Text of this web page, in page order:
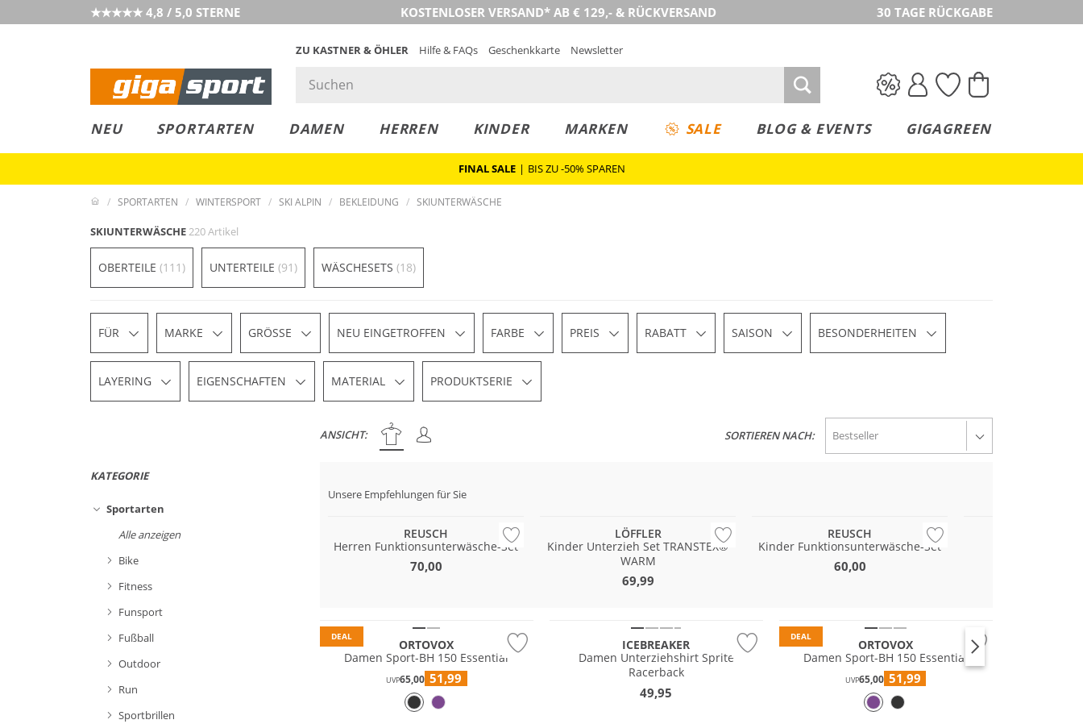
★★★★★ 4,8 / 5,0 STERNE KOSTENLOSER VERSAND* AB € 129,- & RÜCKVERSAND 30 TAGE RÜCKGABE
ZU KASTNER & ÖHLER Hilfe & FAQs Geschenkkarte Newsletter
NEU SPORTARTEN DAMEN HERREN KINDER MARKEN SALE BLOG & EVENTS GIGAGREEN
FINAL SALE | BIS ZU -50% SPAREN
SPORTARTEN WINTERSPORT SKI ALPIN BEKLEIDUNG SKIUNTERWÄSCHE
SKIUNTERWÄSCHE220 Artikel
OBERTEILE (111) UNTERTEILE (91) WÄSCHESETS (18)
FÜR MARKE GRÖSSE NEU EINGETROFFEN FARBE PREIS RABATT SAISON BESONDERHEITEN
LAYERING EIGENSCHAFTEN MATERIAL PRODUKTSERIE
ANSICHT: SORTIEREN NACH:
KATEGORIE
Sportarten
Alle anzeigen
Bike
Fitness
Funsport
Fußball
Outdoor
Run
Sportbrillen
Unsere Empfehlungen für Sie
Preis & Wert
REUSCH
Herren Funktionsunterwäsche-Set
70,00
LÖFFLER
Kinder Unterzieh Set TRANSTEX®
WARM
69,99
REUSCH
Kinder Funktionsunterwäsche-Set
60,00
DEAL
ORTOVOX
Damen Sport-BH 150 Essential
UVP65,00 51,99
ICEBREAKER
Damen Unterziehshirt Sprite
Racerback
49,95
DEAL
ORTOVOX
Damen Sport-BH 150 Essential
UVP65,00 51,99